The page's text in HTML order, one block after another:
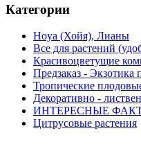
Категории
Hoуа (Хойя), Лианы
Все для растений
Красивоцветущие
Предзаказ - Экзотика
Тропические
Декоративно -
ИНТЕРЕСНЫЕ
Цитрусовые растения